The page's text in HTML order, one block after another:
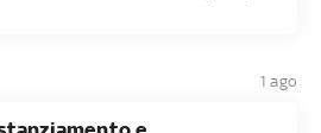
1 ago